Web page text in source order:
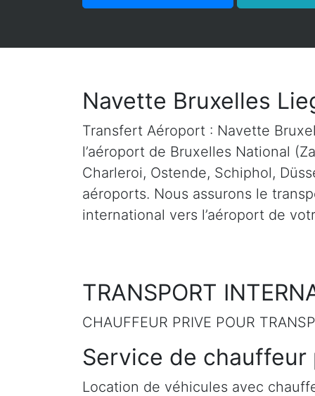
Navette Bruxelles
Transfert Aéroport : Navette
l’aéroport de Bruxelles National
Charleroi, Ostende, Schiphol,
aéroports. Nous assurons le
international vers l’aéroport de
TRANSPORT
CHAUFFEUR PRIVE POUR
Service de
Location de véhicules avec